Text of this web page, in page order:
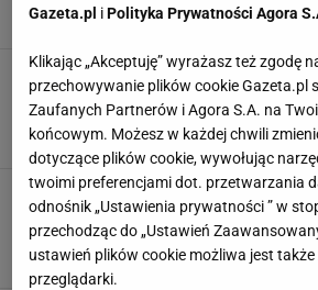
DOMOWE SPOSOBY PORADY
Polacy pędzą do
domu! Działa jak ten za
40%. A co w Lidlu?
BIEDRONKA DODATKI DO DOMU
Mole spożywcze potrafią
szkody w naszych
pozbyć się szkodników?
INSEKTY MOLE SPOŻYWCZE
Gazeta.pl iPolityka Prywatności Agora
Klikając „Akceptuję” wyrażasz też zgodę
przechowywanie plików cookie Gazeta.pl
Zaufanych Partnerów i Agora S.A. na
końcowym. Możesz w każdej chwili
dotyczące plików cookie, wywołując
twoimi preferencjami dot. przetwarzania
odnośnik „Ustawienia prywatności ” w
przechodząc do „Ustawień
ustawień plików cookie możliwa jest
przeglądarki.